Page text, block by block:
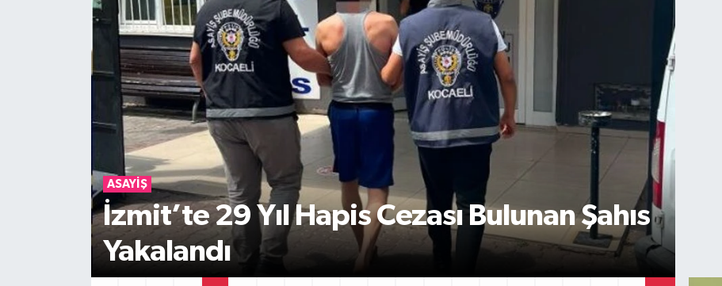
79.591,74
ASAYİŞ
Körfez’de Hırsızlık Suçundan Aranan Şahıs
Yakalandı
Kocaeli Trafik Yoğunluk Haritası
Süper Lig Puan Durumu ve Fikstür
Tüm Manşetler
Son Dakika Haberleri
Haber Arşivi